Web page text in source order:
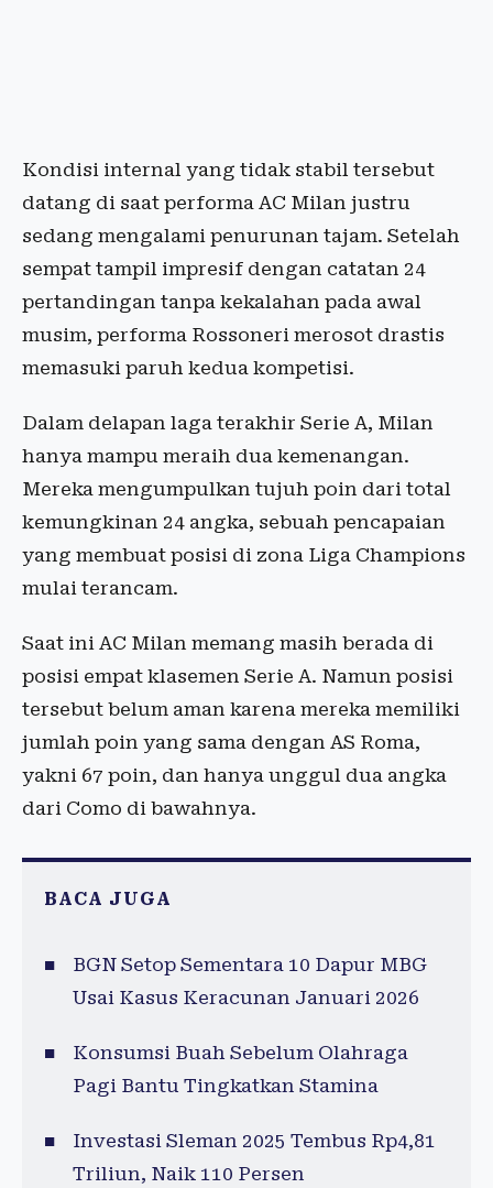
Kondisi internal yang tidak stabil tersebut
datang di saat performa AC Milan justru
sedang mengalami penurunan tajam. Setelah
sempat tampil impresif dengan catatan 24
pertandingan tanpa kekalahan pada awal
musim, performa Rossoneri merosot drastis
memasuki paruh kedua kompetisi.
Dalam delapan laga terakhir Serie A, Milan
hanya mampu meraih dua kemenangan.
Mereka mengumpulkan tujuh poin dari total
kemungkinan 24 angka, sebuah pencapaian
yang membuat posisi di zona Liga Champions
mulai terancam.
Saat ini AC Milan memang masih berada di
posisi empat klasemen Serie A. Namun posisi
tersebut belum aman karena mereka memiliki
jumlah poin yang sama dengan AS Roma,
yakni 67 poin, dan hanya unggul dua angka
dari Como di bawahnya.
BACA JUGA
BGN Setop Sementara 10 Dapur MBG
Usai Kasus Keracunan Januari 2026
Konsumsi Buah Sebelum Olahraga
Pagi Bantu Tingkatkan Stamina
Investasi Sleman 2025 Tembus Rp4,81
Triliun, Naik 110 Persen